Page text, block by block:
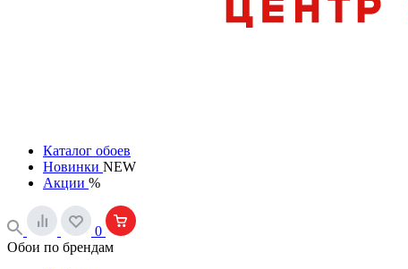
Каталог обоев
Новинки NEW
Акции %
0
Обои по брендам